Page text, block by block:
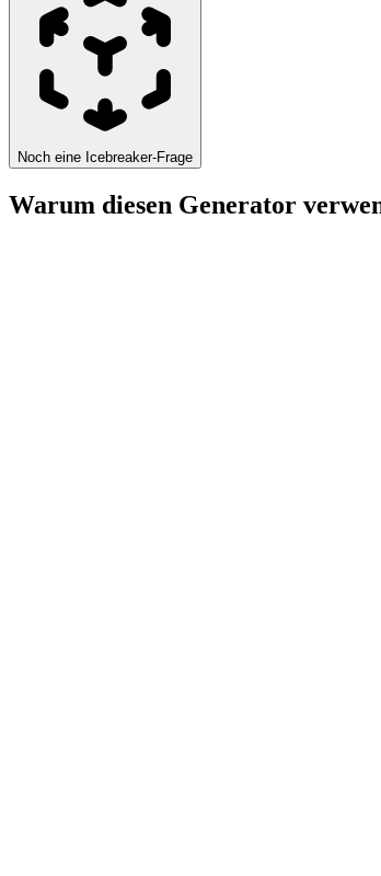
Noch eine Icebreaker‑Frage
Warum diesen Generator